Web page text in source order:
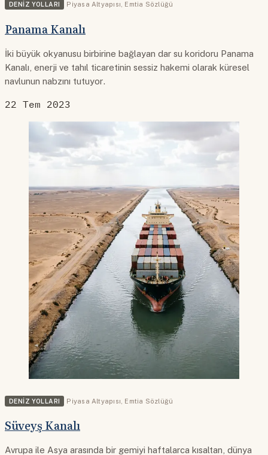
DENIZ YOLLARI Piyasa Altyapısı, Emtia Sözlüğü
Panama Kanalı
İki büyük okyanusu birbirine bağlayan dar su koridoru Panama
Kanalı, enerji ve tahıl ticaretinin sessiz hakemi olarak küresel
navlunun nabzını tutuyor.
22 Tem 2023
DENIZ YOLLARI Piyasa Altyapısı Emtia Sözlüğü
Süveyş Kanalı
Avrupa ile Asya arasında bir gemiyi haftalarca kısaltan, dünya